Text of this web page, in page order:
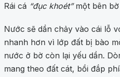
Rái cá “đục khoét”một bên bờ
Nước sẽ dần chảy vào cái lỗ
nhanh hơn vì lớp đất bị bào
nước ở bờ còn lại yếu dần.
mang theo đất cát, bồi đắp